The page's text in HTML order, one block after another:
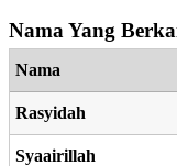
Nama Yang
Nama
Rasyidah
Syaairillah